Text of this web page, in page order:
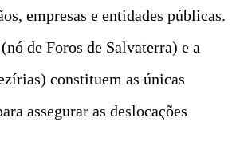
empresas e entidades públicas.
de Foros de Salvaterra) e a
constituem as únicas
assegurar as deslocações